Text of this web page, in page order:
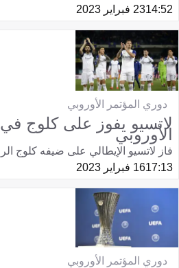
14:5223 فبراير 2023
دوري المؤتمر الأوروبي
لاتسيو يفوز على كلوج
الأوروبي
فاز لاتسيو الإيطالي على ضيفه كلوج الروماني (1-0)،
17:1316 فبراير 2023
دوري المؤتمر الأوروبي